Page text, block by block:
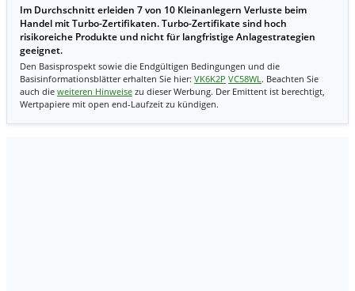
Im Durchschnitt erleiden 7 von 10 Kleinanlegern Verluste beim
Handel mit Turbo-Zertifikaten. Turbo-Zertifikate sind hoch
risikoreiche Produkte und nicht für langfristige Anlagestrategien
geeignet.
Den Basisprospekt sowie die Endgültigen Bedingungen und die
Basisinformationsblätter erhalten Sie hier: VK6K2P VC58WL. Beachten Sie
auch die weiteren Hinweise zu dieser Werbung. Der Emittent ist berechtigt,
Wertpapiere mit open end-Laufzeit zu kündigen.